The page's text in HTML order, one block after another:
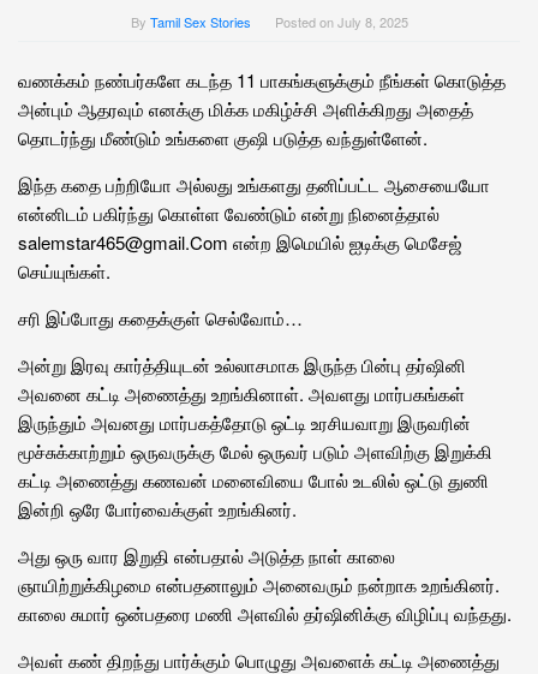
By Tamil Sex Stories Posted onJuly 8, 2025
வணக்கம் நண்பர்களே கடந்த 11 பாகங்களுக்கும் நீங்கள் கொடுத்த
அன்பும் ஆதரவும் எனக்கு மிக்க மகிழ்ச்சி அளிக்கிறது அதைத்
தொடர்ந்து மீண்டும் உங்களை குஷி படுத்த வந்துள்ளேன்.
இந்த கதை பற்றியோ அல்லது உங்களது தனிப்பட்ட ஆசையையோ
என்னிடம் பகிர்ந்து கொள்ள வேண்டும் என்று நினைத்தால்
salemstar465@gmail.Com என்ற இமெயில் ஐடிக்கு மெசேஜ்
செய்யுங்கள்.
சரி இப்போது கதைக்குள் செல்வோம்…
அன்று இரவு கார்த்தியுடன் உல்லாசமாக இருந்த பின்பு தர்ஷினி
அவனை கட்டி அணைத்து உறங்கினாள். அவளது மார்பகங்கள்
இருந்தும் அவனது மார்பகத்தோடு ஒட்டி உரசியவாறு இருவரின்
மூச்சுக்காற்றும் ஒருவருக்கு மேல் ஒருவர் படும் அளவிற்கு இறுக்கி
கட்டி அணைத்து கணவன் மனைவியை போல் உடலில் ஒட்டு துணி
இன்றி ஒரே போர்வைக்குள் உறங்கினர்.
அது ஒரு வார இறுதி என்பதால் அடுத்த நாள் காலை
ஞாயிற்றுக்கிழமை என்பதனாலும் அனைவரும் நன்றாக உறங்கினர்.
காலை சுமார் ஒன்பதரை மணி அளவில் தர்ஷினிக்கு விழிப்பு வந்தது.
அவள் கண் திறந்து பார்க்கும் பொழுது அவளைக் கட்டி அணைத்து